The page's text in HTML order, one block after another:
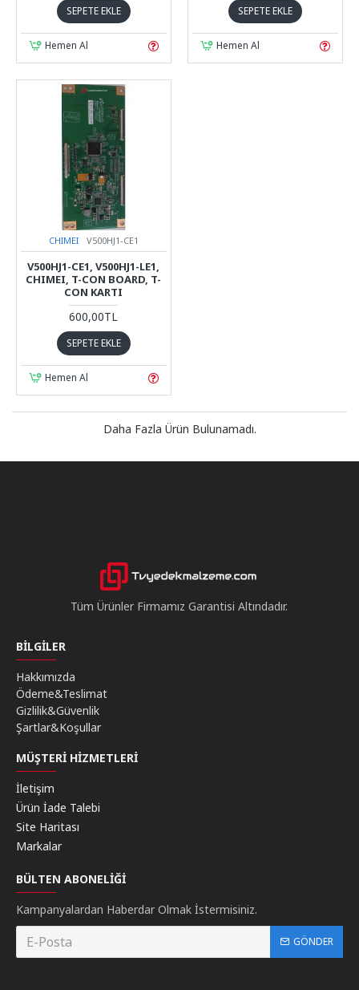
SEPETE EKLE
Hemen Al
SEPETE EKLE
Hemen Al
CHIMEI V500HJ1-CE1
V500HJ1-CE1, V500HJ1-LE1,
CHIMEI, T-CON BOARD, T-
CON KARTI
600,00TL
SEPETE EKLE
Hemen Al
Daha Fazla Ürün Bulunamadı.
Tüm Ürünler Firmamız Garantisi Altındadır.
BILGILER
Hakkımızda
Ödeme&Teslimat
Gizlilik&Güvenlik
Şartlar&Koşullar
MÜŞTERI HIZMETLERI
İletişim
Ürün İade Talebi
Site Haritası
Markalar
BÜLTEN ABONELIĞI
Kampanyalardan Haberdar Olmak İstermisiniz.
GÖNDER